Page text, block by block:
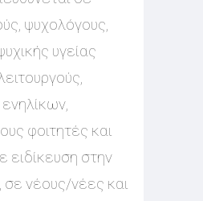
ψυχολόγους,
υγείας
φοιτητές και
ειδίκευση στην
σε νέους/νέες και